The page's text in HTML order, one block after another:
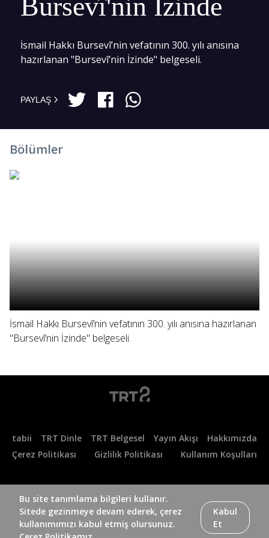
Bursevî'nin İzinde
İsmail Hakkı Bursevî’nin vefatının 300. yılı anısına
hazırlanan "Bursevî’nin İzinde" belgeseli.
PAYLAŞ
Bölümler
İsmail Hakkı Bursevî’nin vefatının 300. yılı anısına hazırlanan
"Bursevî’nin İzinde" belgeseli.
Bu site tanımlama bilgileri kullanır.
Sitede gezinmeye devam ederek, çerez
kullanımımızı kabul etmiş olursunuz.
Kabul
Et
tabii TRT Dinle TRT Belgesel Yayın Akışı
Hakkımızda
Çerez Politikası
Gizlilik Politikası Kullanım Koşulları